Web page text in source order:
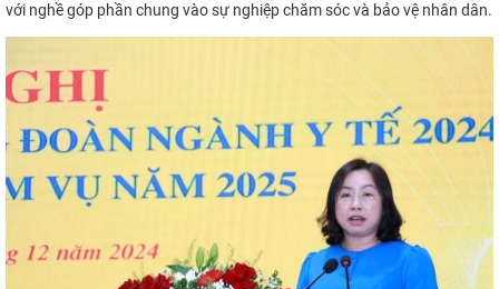
với nghề góp phần chung vào sự nghiệp chăm sóc và bảo vệ nhân dân.